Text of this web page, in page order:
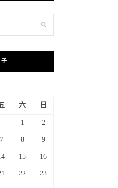
子
六 日
1 2
7 8 9
15 16
22 23